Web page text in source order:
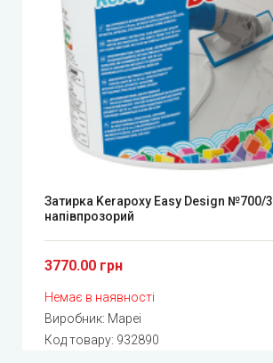
Затирка Kerapoxy Easy Design №700/3
напівпрозорий
3770.00 грн
Немає в наявності
Виробник: Mapei
Код товару: 932890